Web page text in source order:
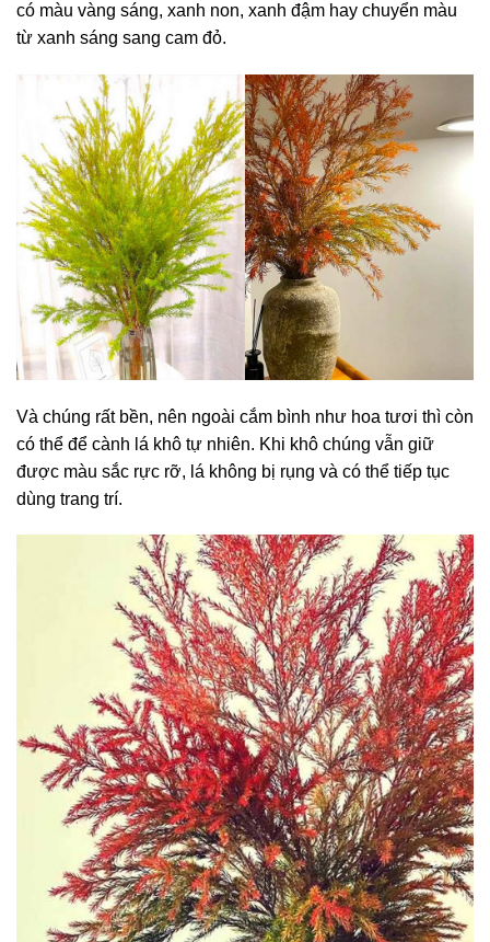
có màu vàng sáng, xanh non, xanh đậm hay chuyển màu
từ xanh sáng sang cam đỏ.
Và chúng rất bền, nên ngoài cắm bình như hoa tươi thì còn
có thể để cành lá khô tự nhiên. Khi khô chúng vẫn giữ
được màu sắc rực rỡ, lá không bị rụng và có thể tiếp tục
dùng trang trí.